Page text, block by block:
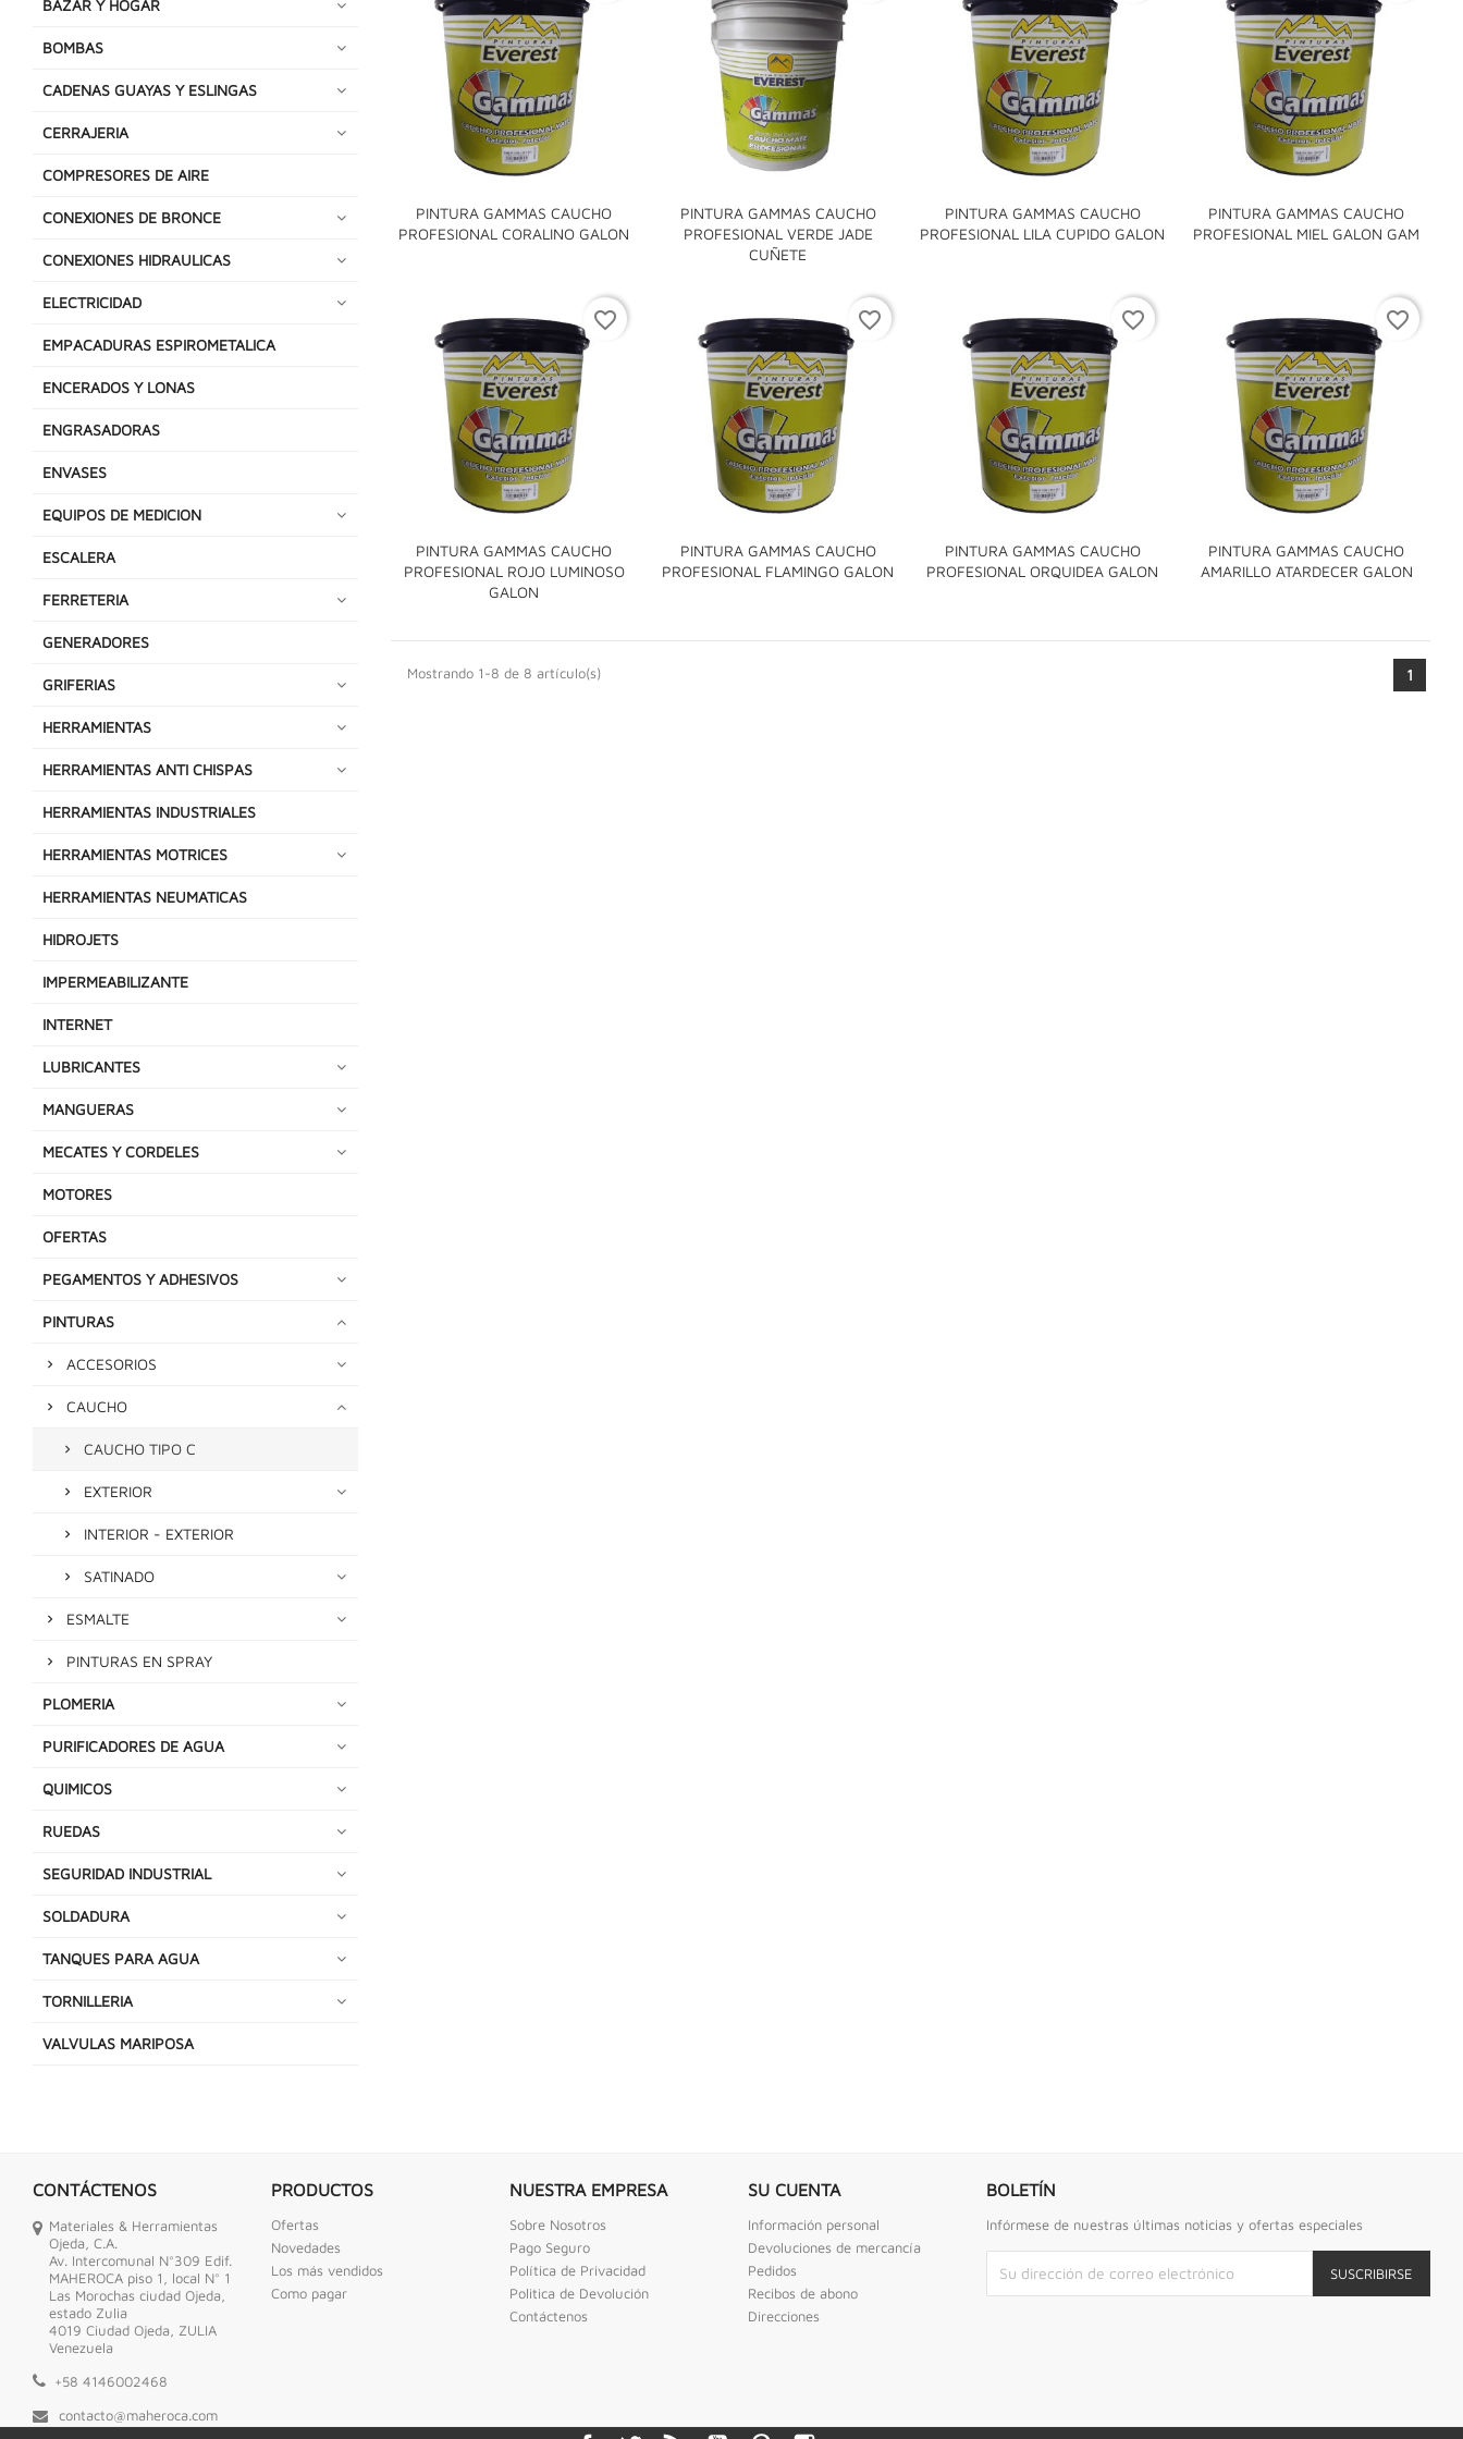
BAZAR Y HOGAR
BOMBAS
CADENAS GUAYAS Y ESLINGAS
CERRAJERIA
COMPRESORES DE AIRE
CONEXIONES DE BRONCE
CONEXIONES HIDRAULICAS
ELECTRICIDAD
EMPACADURAS ESPIROMETALICA
ENCERADOS Y LONAS
ENGRASADORAS
ENVASES
EQUIPOS DE MEDICION
ESCALERA
FERRETERIA
GENERADORES
GRIFERIAS
HERRAMIENTAS
HERRAMIENTAS ANTI CHISPAS
HERRAMIENTAS INDUSTRIALES
HERRAMIENTAS MOTRICES
HERRAMIENTAS NEUMATICAS
HIDROJETS
IMPERMEABILIZANTE
INTERNET
LUBRICANTES
MANGUERAS
MECATES Y CORDELES
MOTORES
OFERTAS
PEGAMENTOS Y ADHESIVOS
PINTURAS
ACCESORIOS
CAUCHO
CAUCHO TIPO C
EXTERIOR
INTERIOR - EXTERIOR
SATINADO
ESMALTE
PINTURAS EN SPRAY
PLOMERIA
PURIFICADORES DE AGUA
QUIMICOS
RUEDAS
SEGURIDAD INDUSTRIAL
SOLDADURA
TANQUES PARA AGUA
TORNILLERIA
VALVULAS MARIPOSA
PINTURA GAMMAS CAUCHO
PROFESIONAL CORALINO GALON

PINTURA GAMMAS CAUCHO
PROFESIONAL VERDE JADE
CUÑETE

PINTURA GAMMAS CAUCHO
PROFESIONAL LILA CUPIDO GALON

PINTURA GAMMAS CAUCHO
PROFESIONAL MIEL GALON GAM

PINTURA GAMMAS CAUCHO
PROFESIONAL ROJO LUMINOSO
GALON

favorite_border
PINTURA GAMMAS CAUCHO
PROFESIONAL FLAMINGO GALON

favorite_border
PINTURA GAMMAS CAUCHO
PROFESIONAL ORQUIDEA GALON

favorite_border
PINTURA GAMMAS CAUCHO
AMARILLO ATARDECER GALON

favorite_border
Mostrando 1-8 de 8 artículo(s) 1
CONTÁCTENOS
Materiales & Herramientas
Ojeda, C.A.
Av. Intercomunal N°309 Edif.
MAHEROCA piso 1, local N° 1
Las Morochas ciudad Ojeda,
estado Zulia
4019 Ciudad Ojeda, ZULIA
Venezuela
+58 4146002468
contacto@maheroca.com
PRODUCTOS
Ofertas
Novedades
Los más vendidos
Como pagar
NUESTRA EMPRESA
Sobre Nosotros
Pago Seguro
Política de Privacidad
Politica de Devolución
Contáctenos
SU CUENTA
Información personal
Devoluciones de mercancía
Pedidos
Recibos de abono
Direcciones
BOLETÍN
Infórmese de nuestras últimas noticias y ofertas especiales
Facebook Twitter YouTube Pinterest